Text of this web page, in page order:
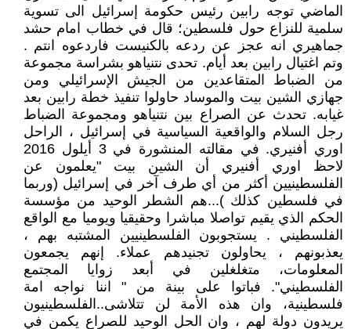
الماضي توجه رابين رئيس حكومة إسرائيل الى تسوية
سلمية للنزاع حول فلسطين؛ قال في خطاب امام حشد
جماهيري انه عجز عن ردعه بالكنيست فاردعوه انتم .
وتم اغتيال رابين بعد أيام. تحدى نتنياهو بشراسة مجموعة
من الضباط المتقاعدين من الجيش الإسرائيلي ومن
جهازي الشين بيت والموساد حاولوا تنفيذ خطة رابين بعد
غيابه. تحدث عن الصراع بين نتنياهو ومجموعة الضباط
رجل السلام والواقعية السياسية في إسرائيل ، الراحل
اوري أفنيري. في مقالته المنشورة في 3 أيلول 2016
لاحظ اوري أفنيري أن الشين بيت "يعلمون عن
الفلسطينيين أكثر من أي طرف آخر في إسرائيل (وربما
في فلسطين كذلك )...هم الشطر الوحيد من مؤسسة
الحكم الذي يقيم تواصلا مباشرا وحقيقيا ويوميا مع الواقع
الفلسطيني . يستجوبون الفلسطينيين المشتبه بهم ،
يعذبونهم ، يحاولون تجنيدهم عملاء. إنهم يجمعون
المعلومات، متغلغلين في أبعد زوايا المجتمع
الفلسطيني". فباتوا على بينة من " اننا نواجه امة
فلسطينية، وان هذه الأمة لن تتلاشى..الفلسطينيون
يريدون دولة لهم ، وان الحل الوحيد للصراع يكمن في